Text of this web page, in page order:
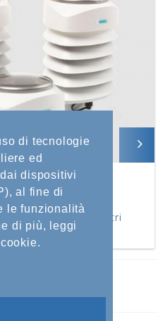
di tecnologie
ed
dispositivi
al fine di
le funzionalità
di più, leggi
fino a sei parametri
e sulla Privacy